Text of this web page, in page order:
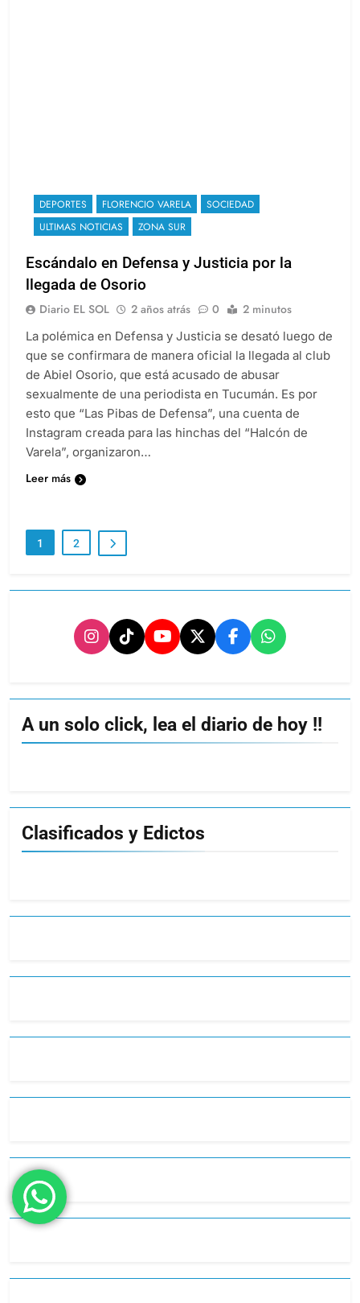
DEPORTES FLORENCIO VARELA
SOCIEDAD
ULTIMAS NOTICIAS
ZONA SUR
Escándalo en Defensa y Justicia por la
llegada de Osorio
Diario EL SOL 2 años atrás 0 2 minutos
La polémica en Defensa y Justicia se desató luego de
que se confirmara de manera oficial la llegada al club
de Abiel Osorio, que está acusado de abusar
sexualmente de una periodista en Tucumán. Es por
esto que “Las Pibas de Defensa”, una cuenta de
Instagram creada para las hinchas del “Halcón de
Varela”, organizaron…
Leer más
1 2
A un solo click, lea el diario de hoy !!
Clasificados y Edictos